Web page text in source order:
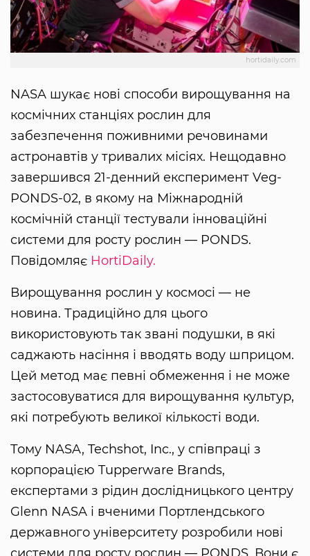
hortidaily.com
NASA шукає нові способи вирощування на
космічних станціях рослин для
забезпечення поживними речовинами
астронавтів у тривалих місіях. Нещодавно
завершився 21-денний експеримент Veg-
PONDS-02, в якому на Міжнародній
космічній станції тестували інноваційні
системи для росту рослин — PONDS.
Повідомляє HortiDaily.
Вирощування рослин у космосі — не
новина. Традиційно для цього
використовують так звані подушки, в які
саджають насіння і вводять воду шприцом.
Цей метод має певні обмеження і не може
застосовуватися для вирощування культур,
які потребують великої кількості води.
Тому NASA, Techshot, Inc., у співпраці з
корпорацією Tupperware Brands,
експертами з рідин дослідницького центру
Glenn NASA і вченими Портлендського
державного університету розробили нові